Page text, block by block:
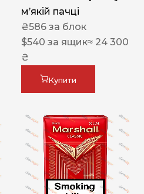
м’якій пачці
₴586 за блок
$540 за ящик≈ 24 300
₴
Купити